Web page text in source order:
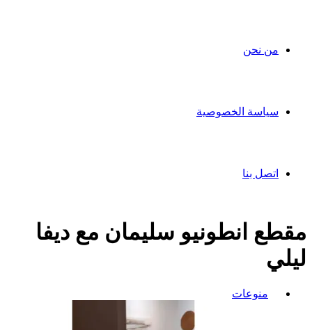
من نحن
سياسة الخصوصية
اتصل بنا
مقطع انطونيو سليمان مع ديفا
ليلي
منوعات